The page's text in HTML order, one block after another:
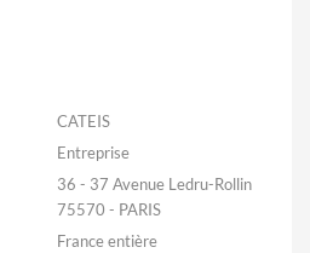
CATEIS
Entreprise
36 - 37 Avenue Ledru-Rollin
75570 - PARIS